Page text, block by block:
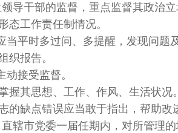
导干部的监督，重点监督其政治
态工作责任制情况。
当平时多过问、多提醒，发现问
织报告。
接受监督。
其思想、工作、作风、生活状况
缺点错误应当敢于指出，帮助改
辖市党委一届任期内，对所管理